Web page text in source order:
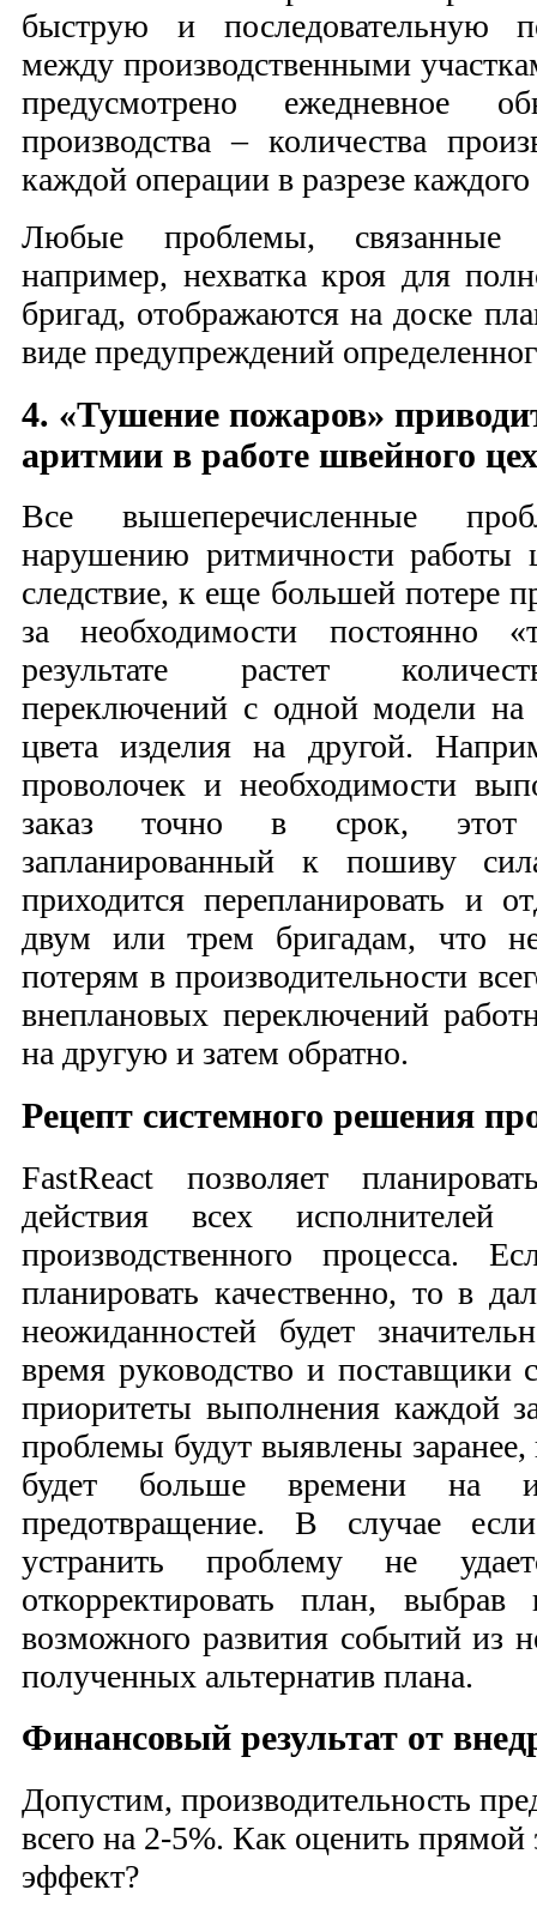
быструю и последовательную
между производственными
предусмотрено ежедневное
производства – количества
каждой операции в разрезе каждого
Любые проблемы, связанные
например, нехватка кроя для
бригад, отображаются на доске
виде предупреждений
4. «Тушение пожаров»
аритмии в работе швейного
Все вышеперечисленные
нарушению ритмичности работы
следствие, к еще большей потере
за необходимости постоянно
результате растет
переключений с одной модели
цвета изделия на другой.
проволочек и необходимости
заказ точно в срок, этот
запланированный к пошиву
приходится перепланировать и
двум или трем бригадам, что
потерям в производительности
внеплановых переключений
на другую и затем обратно.
Рецепт системного решения
FastReact позволяет
действия всех
производственного процесса.
планировать качественно, то в
неожиданностей будет
время руководство и поставщики
приоритеты выполнения каждой
проблемы будут выявлены
будет больше времени на
предотвращение. В случае
устранить проблему не
откорректировать план,
возможного развития событий из
полученных альтернатив плана.
Финансовый результат от
Допустим, производительность
всего на 2-5%. Как оценить
эффект?